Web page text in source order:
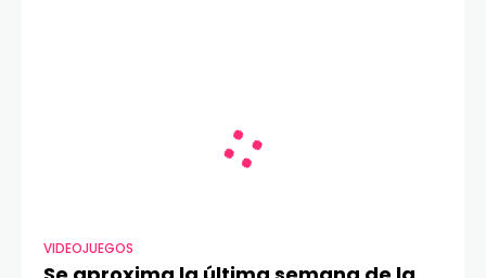
VIDEOJUEGOS